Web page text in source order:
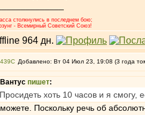
столкнулись в последнем бою;
- Всемирный Советский Союз!
Добавлено: Вт 04 Июл 23, 19:08 (3 года
Вантус пишет:
Просидеть хоть 10 часов и я смогу,
Поскольку речь об